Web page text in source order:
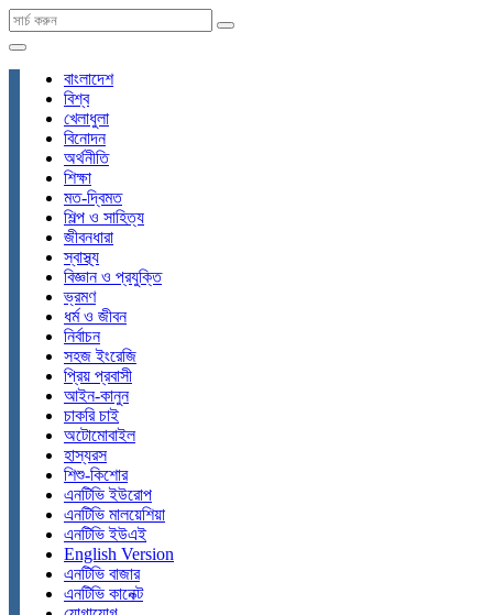
বাংলাদেশ
বিশ্ব
খেলাধুলা
বিনোদন
অর্থনীতি
শিক্ষা
মত-দ্বিমত
শিল্প ও সাহিত্য
জীবনধারা
স্বাস্থ্য
বিজ্ঞান ও প্রযুক্তি
ভ্রমণ
ধর্ম ও জীবন
নির্বাচন
সহজ ইংরেজি
প্রিয় প্রবাসী
আইন-কানুন
চাকরি চাই
অটোমোবাইল
হাস্যরস
শিশু-কিশোর
এনটিভি ইউরোপ
এনটিভি মালয়েশিয়া
এনটিভি ইউএই
English Version
এনটিভি বাজার
এনটিভি কানেক্ট